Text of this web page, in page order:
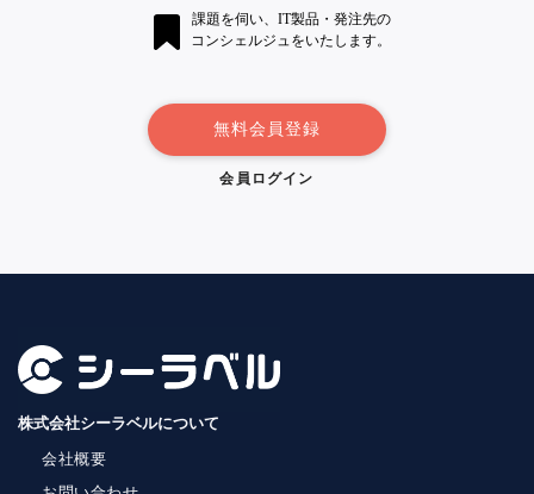
課題を伺い、IT製品・発注先の
コンシェルジュをいたします。
無料会員登録
会員ログイン
株式会社シーラベルについて
会社概要